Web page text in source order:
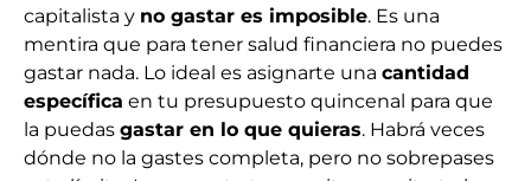
capitalista y no gastar es imposible. Es una
mentira que para tener salud financiera no puedes
gastar nada. Lo ideal es asignarte una cantidad
específica en tu presupuesto quincenal para que
la puedas gastar en lo que quieras. Habrá veces
dónde no la gastes completa, pero no sobrepases